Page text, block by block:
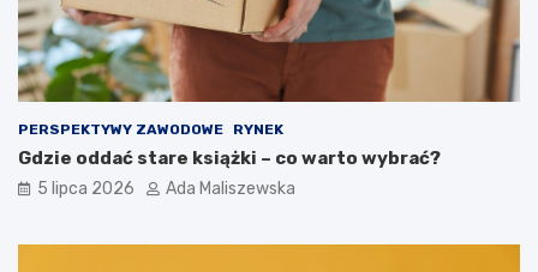
PERSPEKTYWY ZAWODOWE RYNEK
Gdzie oddać stare książki – co warto wybrać?
5 lipca 2026 Ada Maliszewska